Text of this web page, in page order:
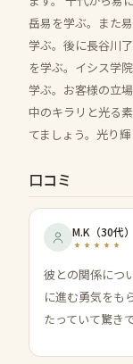
岳易を学ぶ。また
学ぶ。後に長谷川
を学ぶ。イシス学
学ぶ。お客様の立
中のキラリと光る
てましょう。光り
口コミ
M.K （30代）
彼との関係につ
に進む勇気をも
たっていて驚きで